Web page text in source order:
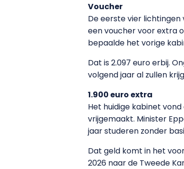
Voucher
De eerste vier lichtingen
een voucher voor extra
bepaalde het vorige
Dat is 2.097 euro erbij.
volgend jaar al zullen
1.900 euro extra
Het huidige kabinet
vrijgemaakt. Minister
jaar studeren zonder
Dat geld komt in het
2026 naar de Tweede